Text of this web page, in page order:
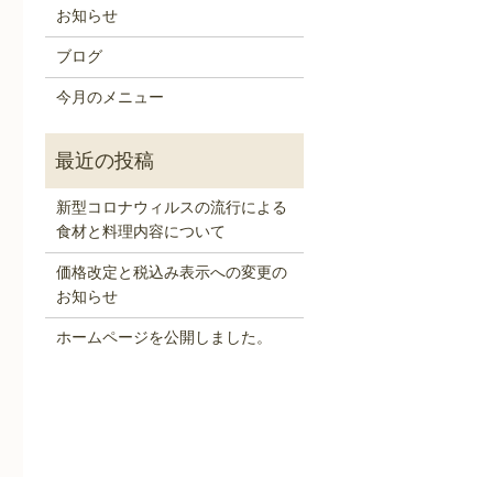
お知らせ
ブログ
今月のメニュー
新型コロナウィルスの流行による
食材と料理内容について
価格改定と税込み表示への変更の
お知らせ
ホームページを公開しました。